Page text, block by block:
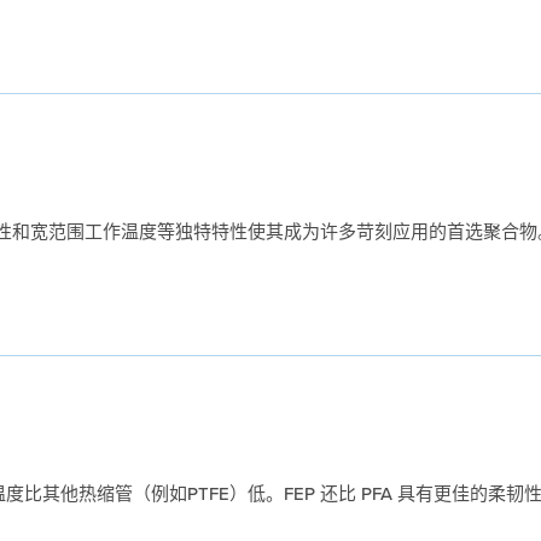
和宽范围工作温度等独特特性使其成为许多苛刻应用的首选聚合物
比其他热缩管（例如PTFE）低。FEP 还比 PFA 具有更佳的柔韧